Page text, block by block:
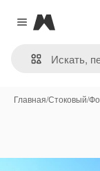
Close menu
Magnific
Главная/Стоковый/